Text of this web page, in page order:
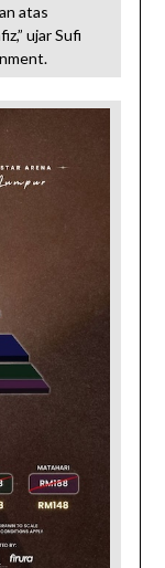
atas
ujar Sufi